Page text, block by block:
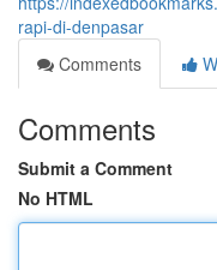
rapi-di-denpasar
Comments
Comments
Submit a Comment
No HTML